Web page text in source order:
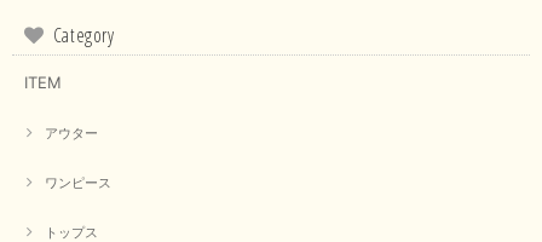
Category
ITEM
アウター
ワンピース
トップス